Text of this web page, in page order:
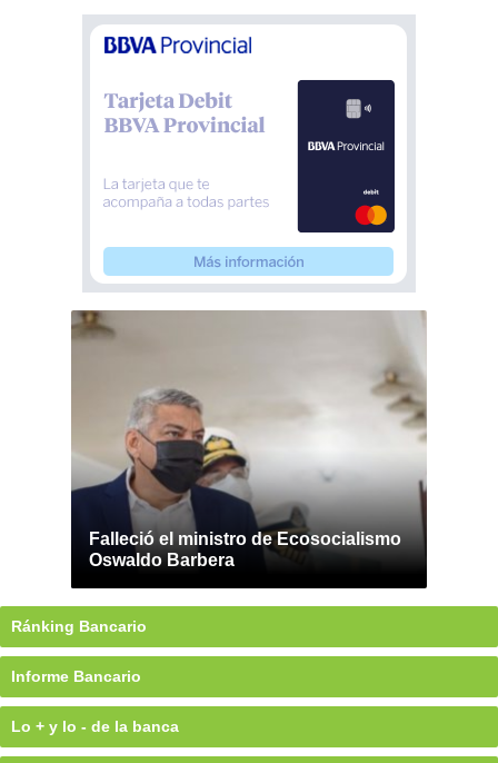
Falleció el ministro de Ecosocialismo
Oswaldo Barbera
Ránking Bancario
Informe Bancario
Lo + y lo - de la banca